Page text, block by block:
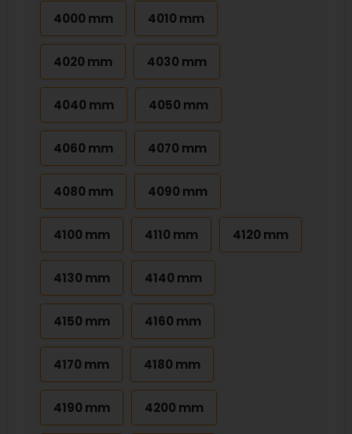
4000 mm 4010 mm
4020 mm 4030 mm
4040 mm 4050 mm
4060 mm 4070 mm
4080 mm 4090 mm
4100 mm 4110 mm 4120 mm
4130 mm 4140 mm
4150 mm 4160 mm
4170 mm 4180 mm
4190 mm 4200 mm